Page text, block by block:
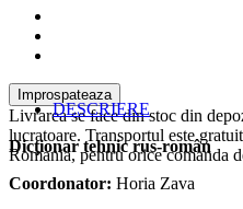
Livrarea se face din stoc din
lucratoare. Transportul este
Romania, pentru orice comanda
DESCRIERE
Dicţionar tehnic rus-român
Coordonator: Horia Zava